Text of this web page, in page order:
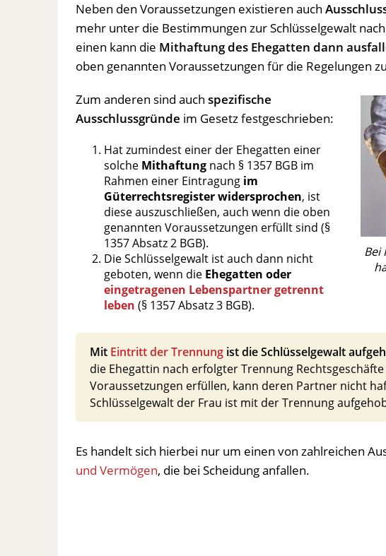
Neben den Voraussetzungen existieren auch
mehr unter die Bestimmungen zur Schlüsselgewalt
einen kann die Mithaftung des Ehegatten dann
oben genannten Voraussetzungen für die Regelungen
Bei
Zum anderen sind auch spezifische
Ausschlussgründe im Gesetz festgeschrieben:
Hat zumindest einer der Ehegatten einer
solche Mithaftung nach § 1357 BGB im
Rahmen einer Eintragung im
Güterrechtsregister widersprochen, ist
diese auszuschließen, auch wenn die oben
genannten Voraussetzungen erfüllt sind (§
1357 Absatz 2 BGB).
Die Schlüsselgewalt ist auch dann nicht
geboten, wenn die Ehegatten oder
eingetragenen Lebenspartner getrennt
leben (§ 1357 Absatz 3 BGB).
Mit Eintritt der Trennung ist die Schlüsselgewalt
die Ehegattin nach erfolgter Trennung
Voraussetzungen erfüllen, kann deren Partner nicht
Schlüsselgewalt der Frau ist mit der Trennung
Es handelt sich hierbei nur um einen von zahlreichen
und Vermögen, die bei Scheidung anfallen.